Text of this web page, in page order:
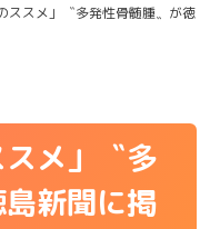
スメ」〝多発性骨髄腫〟が徳
メ」〝多
新聞に掲